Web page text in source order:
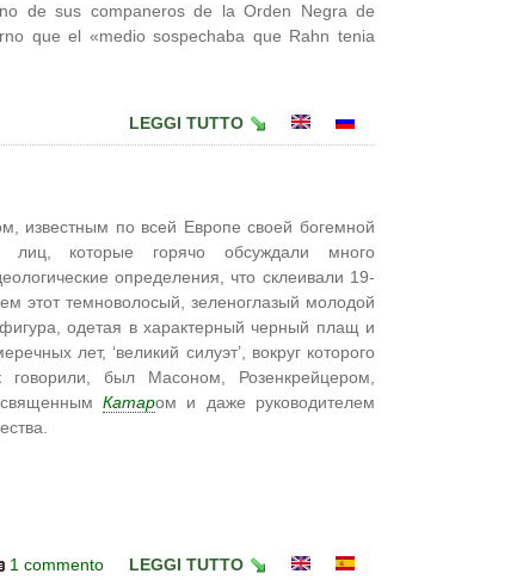
de sus companeros de la Orden Negra de
que el «medio sospechaba que Rahn tenia
LEGGI TUTTO
известным по всей Европе своей богемной
лиц, которые горячо обсуждали много
определения, что склеивали 19-
этот темноволосый, зеленоглазый молодой
одетая в характерный черный плащ и
лет, ‘великий силуэт’, вокруг которого
был Масоном, Розенкрейцером,
Катаром и даже руководителем
1 commento LEGGI TUTTO